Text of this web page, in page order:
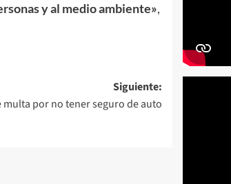
y al medio ambiente»,
Siguiente:
multa por no tener seguro de auto